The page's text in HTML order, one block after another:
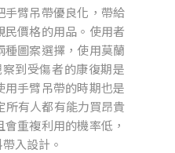
臂吊帶優良化，帶給
價格的用品。使用者
圖案選擇，使用莫蘭
到受傷者的康復期是
手臂吊帶的時期也是
所有人都有能力買昂貴
重複利用的機率低，
入設計。